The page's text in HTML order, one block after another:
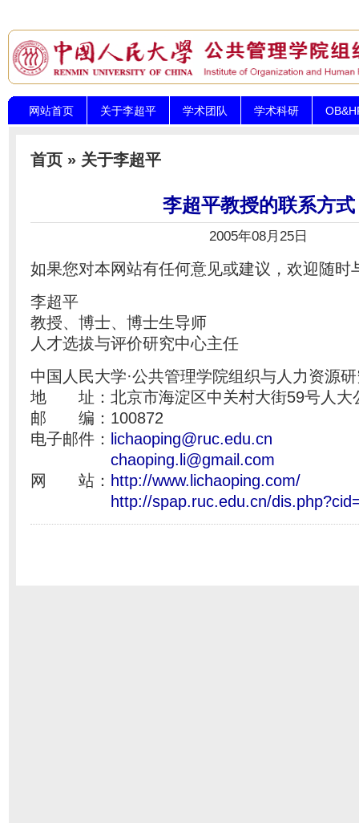
网站首页 关于李超平 学术团队 学术科研
首页» 关于李超平
李超平教授的联系方式
2005年08月25日
如果您对本网站有任何意见或建议，欢迎随时
李超平
教授、博士、博士生导师
人才选拔与评价研究中心主任
中国人民大学·公共管理学院组织与人力资源
地 址：北京市海淀区中关村大街59号人大
邮 编：100872
电子邮件：
lichaoping@ruc.edu.cn
chaoping.li@gmail.com
网 站： http://www.lichaoping.com/
http://spap.ruc.edu.cn/